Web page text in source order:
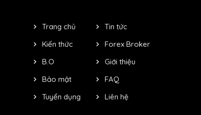
Trang chủ
Tin tức
Kiến thức
Forex Broker
B.O
Giới thiệu
Bảo mật
FAQ
Tuyển dụng
Liên hệ